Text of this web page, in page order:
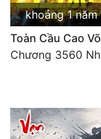
Đam Mỹ
Đẹp
Đẹp Hiệp
Cơ Trí
khoảng 1
Toàn Cầu Cao